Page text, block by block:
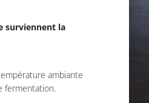
surviennent la
ambiante
fermentation.